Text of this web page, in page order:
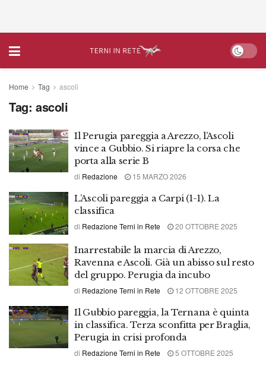
Home Tag ascoli
Tag: ascoli
Il Perugia pareggia a Arezzo, l’Ascoli
vince a Gubbio. Si riapre la corsa che
porta alla serie B
di Redazione 15 MARZO 2026
L’Ascoli pareggia a Carpi (1-1). La
classifica
di Redazione Terni in Rete 20 OTTOBRE 2025
Inarrestabile la marcia di Arezzo,
Ravenna e Ascoli. Già un abisso sul resto
del gruppo. Perugia da incubo
di Redazione Terni in Rete 12 OTTOBRE 2025
Il Gubbio pareggia, la Ternana è quinta
in classifica. Terza sconfitta per Braglia,
Perugia in crisi profonda
di Redazione Terni in Rete 5 OTTOBRE 2025